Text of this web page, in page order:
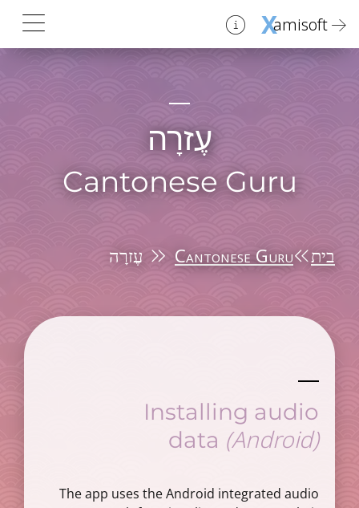
Xamisoft
עֶזרָה
Cantonese Guru
בית Cantonese Guru עֶזרָה
Installing audio
data (Android)
The app uses the Android integrated audio